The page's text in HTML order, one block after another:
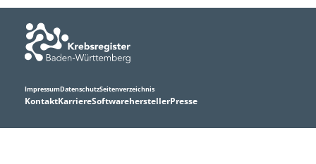
KontaktKarriereSoftwareherstellerPresse
ImpressumDatenschutzSeitenverzeichnis